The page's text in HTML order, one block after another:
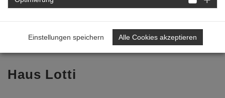
PROGRAMM
Zurück zur Übersicht
Haus Lotti
Einstellungen speichern Alle Cookies akzeptieren